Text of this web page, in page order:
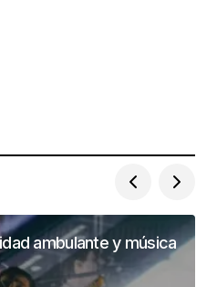
ambulante y música